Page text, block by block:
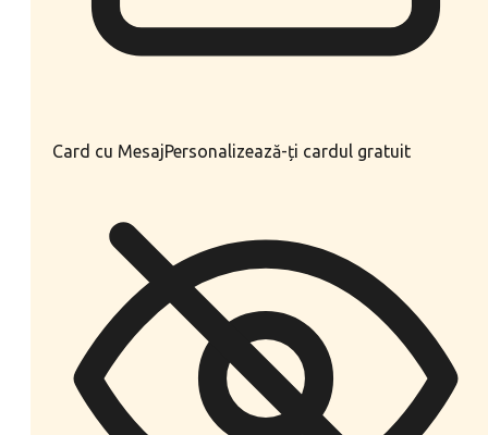
Card cu MesajPersonalizează-ți cardul gratuit